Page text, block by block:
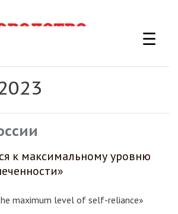
к
☰
к максимальному уровню
maximum level of self-reliance»